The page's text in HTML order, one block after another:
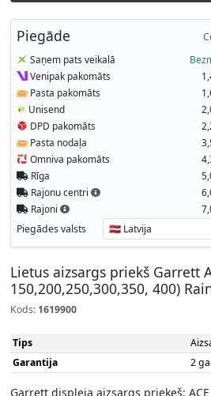
Piegāde
Saņem pats veikalā
Venipak pakomāts
Pasta pakomāts
Unisend
DPD pakomāts
Pasta nodaļa
Omniva pakomāts
Rīga
Rajonu centri
Rajoni
Piegādes valsts
Lietus aizsargs priekš Garrett
150,200,250,300,350, 400)
Kods: 1619900
Tips
Garantija
2
Garrett displeja aizsargs priekeš: ACE